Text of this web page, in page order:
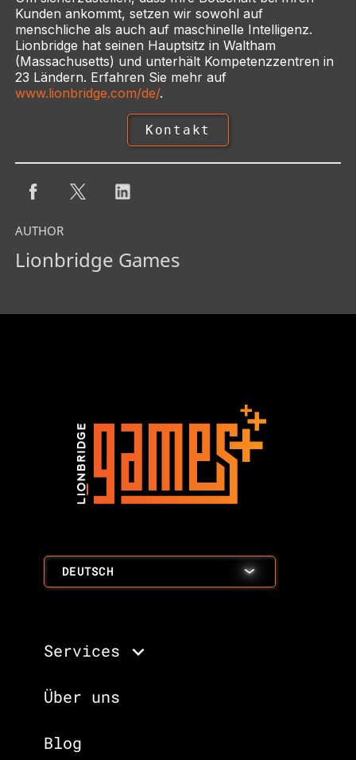
Kunden ankommt, setzen wir sowohl auf
menschliche als auch auf maschinelle Intelligenz.
Lionbridge hat seinen Hauptsitz in Waltham
(Massachusetts) und unterhält Kompetenzzentren in
23 Ländern. Erfahren Sie mehr auf
www.lionbridge.com/de/.
Kontakt
AUTHOR
Lionbridge Games
DEUTSCH
Services
Über uns
Blog